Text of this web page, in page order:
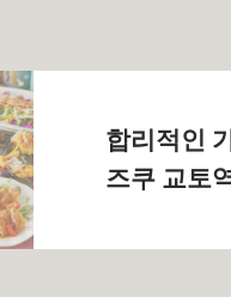
합리적인
즈쿠 교토